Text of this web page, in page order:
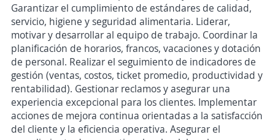
Garantizar el cumplimiento de estándares de calidad,
servicio, higiene y seguridad alimentaria. Liderar,
motivar y desarrollar al equipo de trabajo. Coordinar la
planificación de horarios, francos, vacaciones y dotación
de personal. Realizar el seguimiento de indicadores de
gestión (ventas, costos, ticket promedio, productividad y
rentabilidad). Gestionar reclamos y asegurar una
experiencia excepcional para los clientes. Implementar
acciones de mejora continua orientadas a la satisfacción
del cliente y la eficiencia operativa. Asegurar el